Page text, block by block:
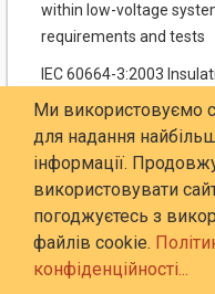
within low-voltage
requirements and tests
IEC 60664-3:2003
within low-voltage
or moulding for
IEC 60664-5:2007
within low-voltage
method for determining
equal to or less than 2
IEC 60695-2-11:2000
Ми використовуємо
для надання
інформації.
використовувати
погоджуєтесь з
файлів cookie.
конфіденційності...